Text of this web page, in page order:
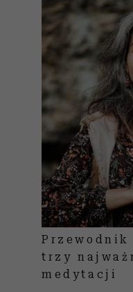
trzy
medytacji